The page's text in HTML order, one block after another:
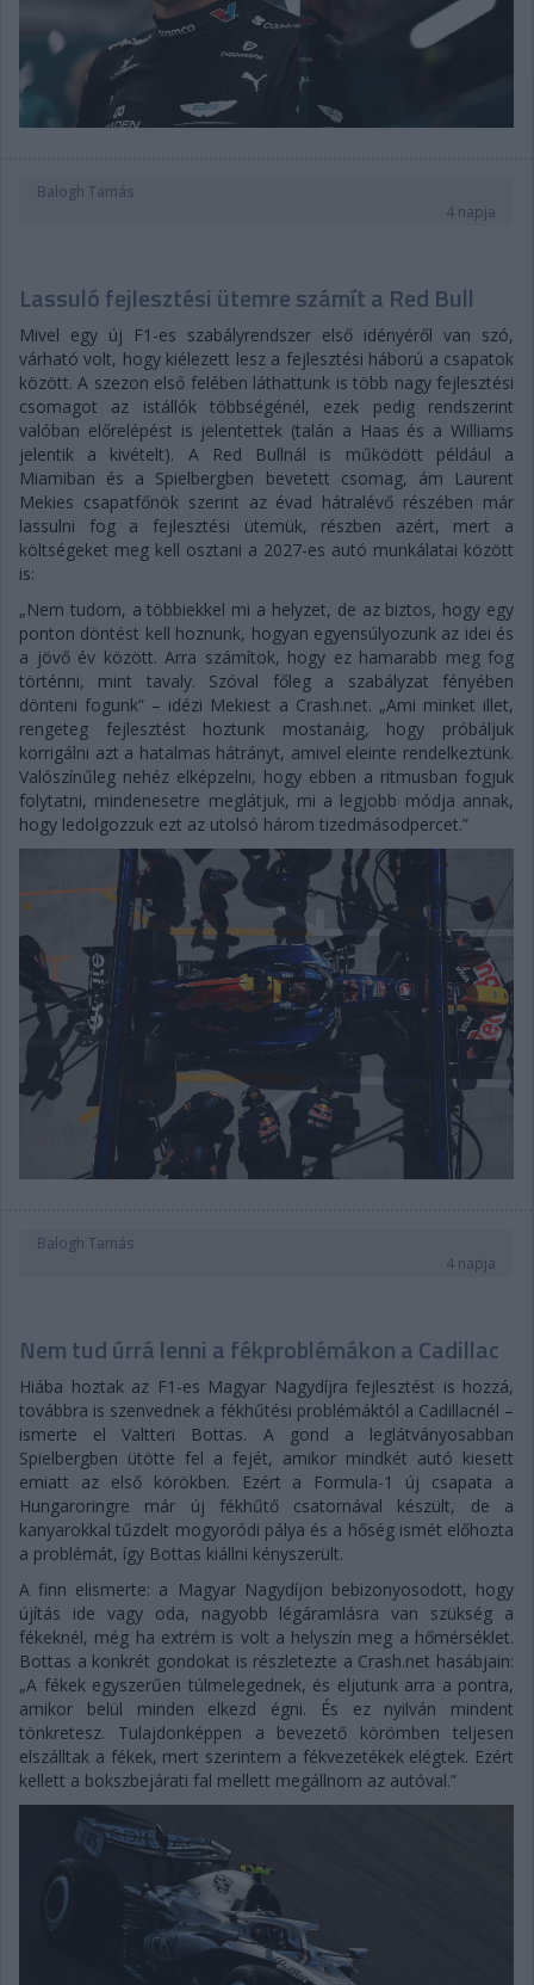
Balogh Tamás
4 napja
Lassuló fejlesztési ütemre számít a Red Bull
Mivel egy új F1-es szabályrendszer első idényéről van szó,
várható volt, hogy kiélezett lesz a fejlesztési háború a csapatok
között. A szezon első felében láthattunk is több nagy fejlesztési
csomagot az istállók többségénél, ezek pedig rendszerint
valóban előrelépést is jelentettek (talán a Haas és a Williams
jelentik a kivételt). A Red Bullnál is működött például a
Miamiban és a Spielbergben bevetett csomag, ám Laurent
Mekies csapatfőnök szerint az évad hátralévő részében már
lassulni fog a fejlesztési ütemük, részben azért, mert a
költségeket meg kell osztani a 2027-es autó munkálatai között
is:
„Nem tudom, a többiekkel mi a helyzet, de az biztos, hogy egy
ponton döntést kell hoznunk, hogyan egyensúlyozunk az idei és
a jövő év között. Arra számítok, hogy ez hamarabb meg fog
történni, mint tavaly. Szóval főleg a szabályzat fényében
dönteni fogunk” – idézi Mekiest a Crash.net. „Ami minket illet,
rengeteg fejlesztést hoztunk mostanáig, hogy próbáljuk
korrigálni azt a hatalmas hátrányt, amivel eleinte rendelkeztünk.
Valószínűleg nehéz elképzelni, hogy ebben a ritmusban fogjuk
folytatni, mindenesetre meglátjuk, mi a legjobb módja annak,
hogy ledolgozzuk ezt az utolsó három tizedmásodpercet.”
Balogh Tamás
4 napja
Nem tud úrrá lenni a fékproblémákon a Cadillac
Hiába hoztak az F1-es Magyar Nagydíjra fejlesztést is hozzá,
továbbra is szenvednek a fékhűtési problémáktól a Cadillacnél –
ismerte el Valtteri Bottas. A gond a leglátványosabban
Spielbergben ütötte fel a fejét, amikor mindkét autó kiesett
emiatt az első körökben. Ezért a Formula-1 új csapata a
Hungaroringre már új fékhűtő csatornával készült, de a
kanyarokkal tűzdelt mogyoródi pálya és a hőség ismét előhozta
a problémát, így Bottas kiállni kényszerült.
A finn elismerte: a Magyar Nagydíjon bebizonyosodott, hogy
újítás ide vagy oda, nagyobb légáramlásra van szükség a
fékeknél, még ha extrém is volt a helyszín meg a hőmérséklet.
Bottas a konkrét gondokat is részletezte a Crash.net hasábjain:
„A fékek egyszerűen túlmelegednek, és eljutunk arra a pontra,
amikor belül minden elkezd égni. És ez nyilván mindent
tönkretesz. Tulajdonképpen a bevezető körömben teljesen
elszálltak a fékek, mert szerintem a fékvezetékek elégtek. Ezért
kellett a bokszbejárati fal mellett megállnom az autóval.”